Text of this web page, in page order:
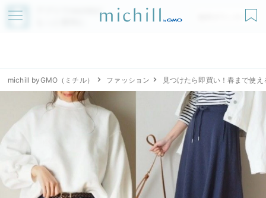
アプリでmichillが
無料ダウンロード
michill byGMO（ミチル） ファッション 見つけたら即買い！春まで使